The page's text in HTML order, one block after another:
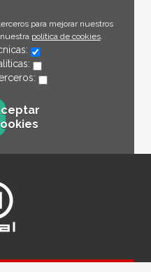
para mejorar nuestros
política de cookies.